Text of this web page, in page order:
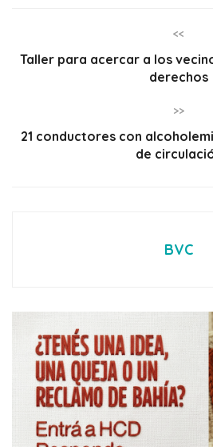
<<
Taller para acercar a los
derechos
>>
21 conductores con
de
BVC